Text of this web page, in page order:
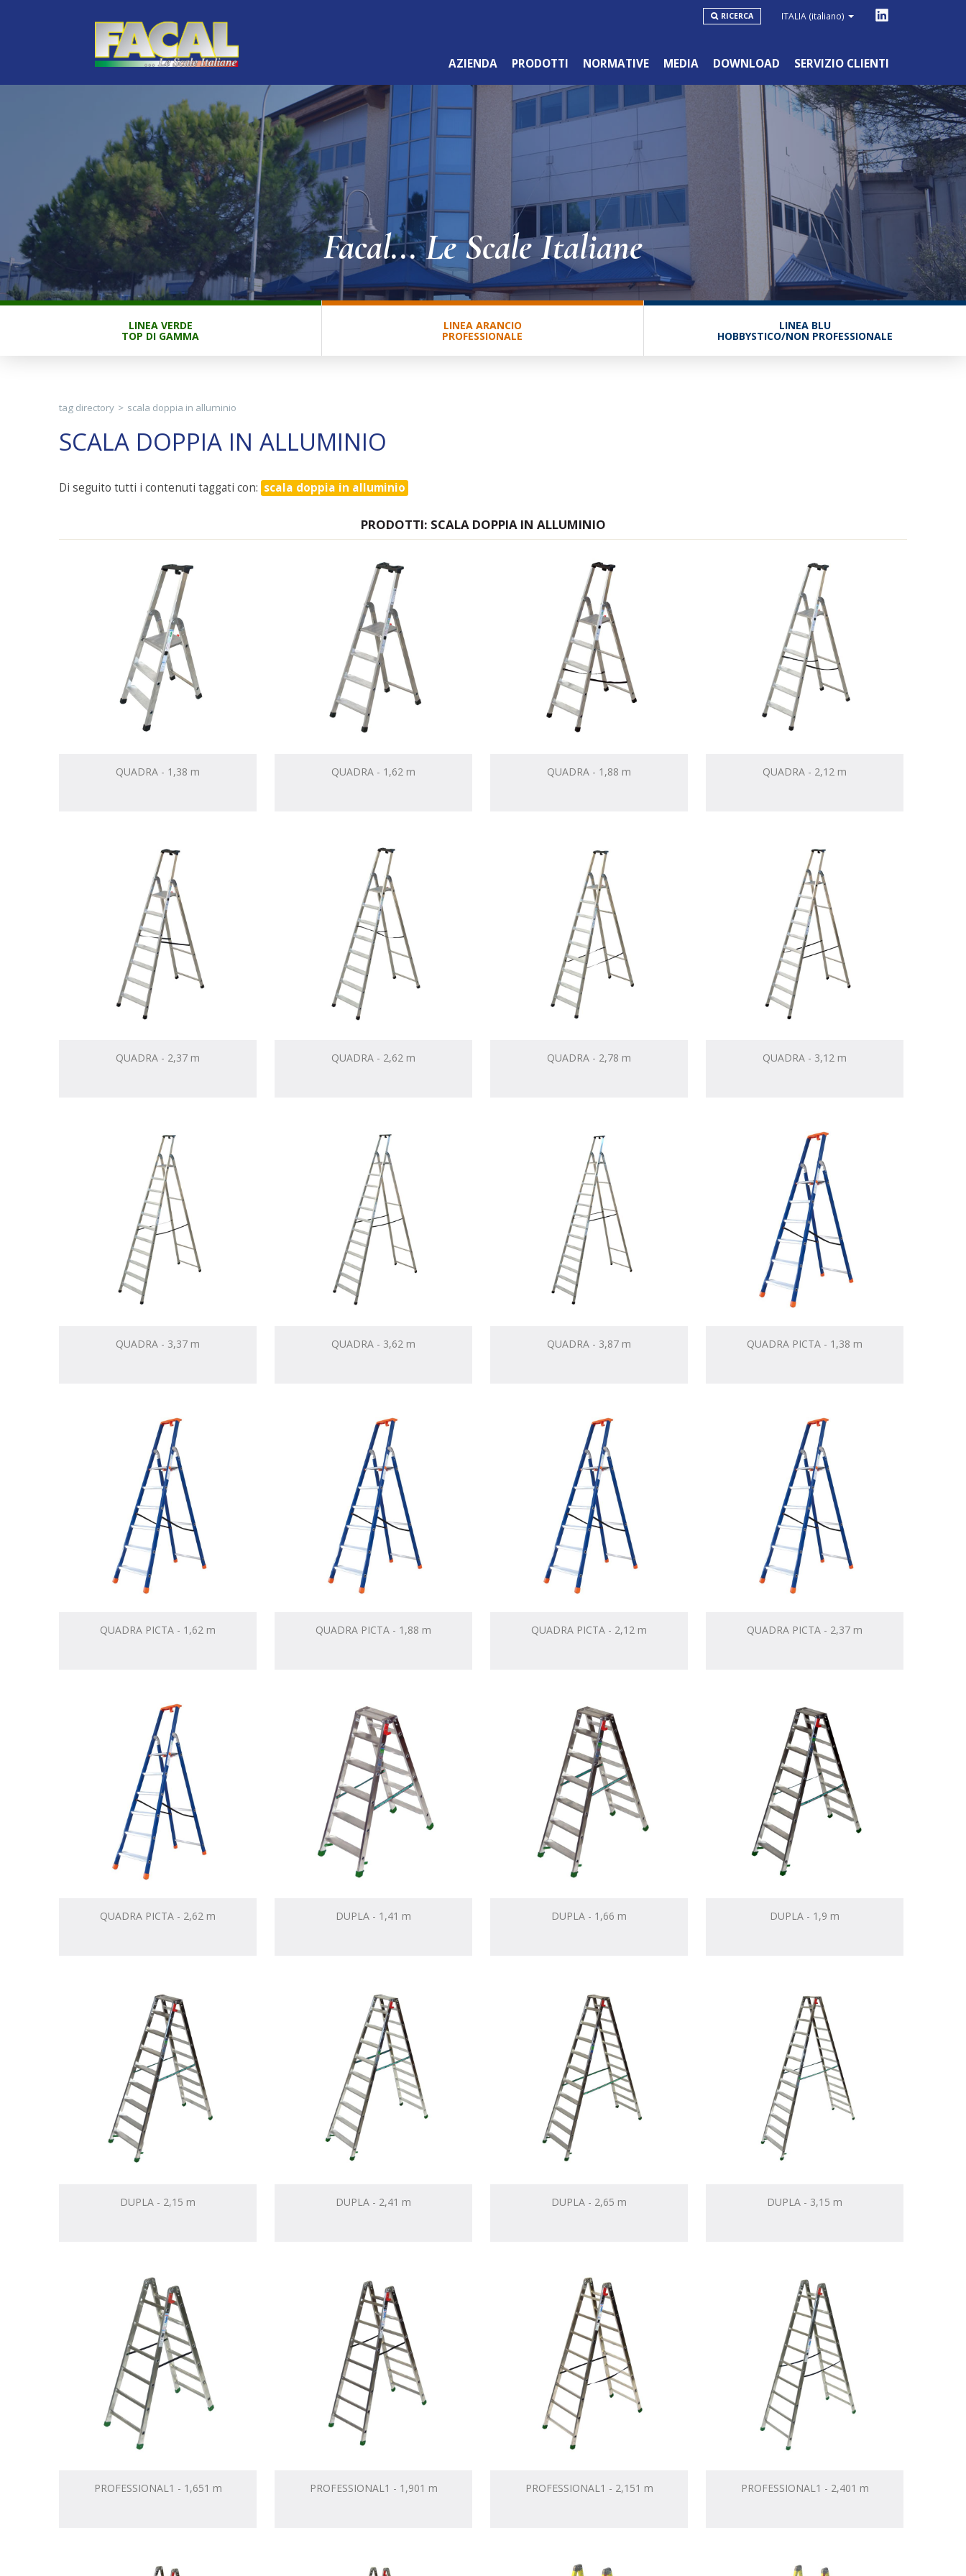
ITALIA (italiano)
RICERCA
AZIENDA PRODOTTI NORMATIVE MEDIA DOWNLOAD SERVIZIO CLIENTI
Facal... Le Scale Italiane
LINEA VERDE
TOP DI GAMMA
LINEA ARANCIO
PROFESSIONALE
LINEA BLU
HOBBYSTICO/NON PROFESSIONALE
tag directory > scala doppia in alluminio
SCALA DOPPIA IN ALLUMINIO
Di seguito tutti i contenuti taggati con: scala doppia in alluminio
PRODOTTI: SCALA DOPPIA IN ALLUMINIO
QUADRA - 1,38 m QUADRA - 1,62 m QUADRA - 1,88 m QUADRA - 2,12 m
QUADRA - 2,37 m QUADRA - 2,62 m QUADRA - 2,78 m QUADRA - 3,12 m
QUADRA - 3,37 m QUADRA - 3,62 m QUADRA - 3,87 m QUADRA PICTA - 1,38 m
QUADRA PICTA - 1,62 m QUADRA PICTA - 1,88 m QUADRA PICTA - 2,12 m QUADRA PICTA - 2,37 m
QUADRA PICTA - 2,62 m DUPLA - 1,41 m DUPLA - 1,66 m DUPLA - 1,9 m
DUPLA - 2,15 m DUPLA - 2,41 m DUPLA - 2,65 m DUPLA - 3,15 m
PROFESSIONAL1 - 1,651 m PROFESSIONAL1 - 1,901 m PROFESSIONAL1 - 2,151 m PROFESSIONAL1 - 2,401 m
PROFESSIONALE HOBBYSTICO/NON PROFESSIONALE